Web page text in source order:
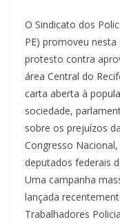
O Sindicato dos
PE) promoveu
protesto contra
área Central do
carta aberta à
sociedade,
sobre os prejuízos
Congresso
deputados federais
Uma campanha
lançada
Trabalhadores